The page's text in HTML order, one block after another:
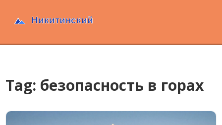
Tag: безопасность в горах